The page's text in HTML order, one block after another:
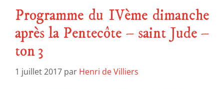
Programme du IVème dimanche
après la Pentecôte – saint Jude –
ton 3
1 juillet 2017 par Henri de Villiers